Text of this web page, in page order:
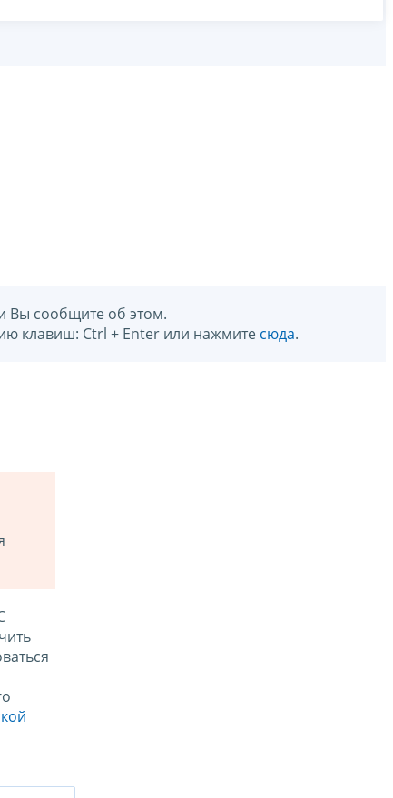
Вы сообщите об этом.
клавиш: Ctrl + Enter или нажмите сюда.